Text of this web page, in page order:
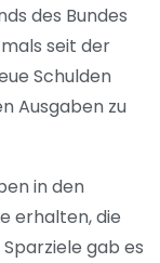
des Bundes
seit der
Schulden
Ausgaben zu
in den
erhalten, die
gab es